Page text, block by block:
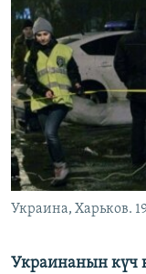
ЭЖЕ-СИҢДИЛЕР
АЗАТТЫК+
ЫҢГАЙСЫЗ СУРООЛОР
ОНЛАЙН ШЕРИНЕ
ЭЕ/АРнун
Украина, Харьков.
Украинанын күч